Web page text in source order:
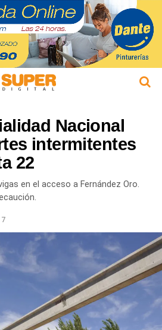
Nacional
intermitentes
22
en el acceso a Fernández Oro.